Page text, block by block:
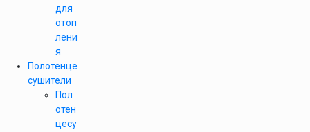
для
отоп
лени
я
Полотенце
сушители
Пол
отен
цесу